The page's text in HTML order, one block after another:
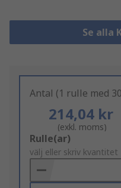
Se alla
Antal (1 rulle med
214,04 kr
(exkl. moms)
Add
to
Basket
Rulle(ar)
välj eller skriv kvantitet